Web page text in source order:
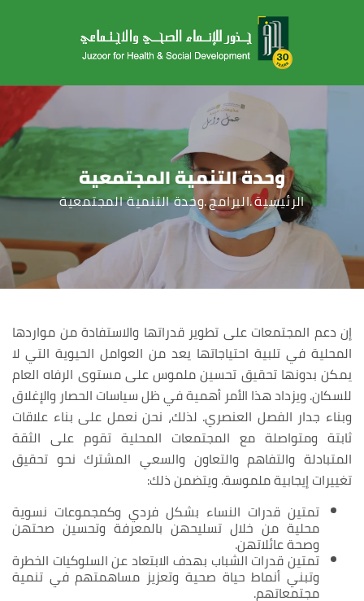
وحدة التنمية المجتمعية
الرئيسية البرامج وحدة التنمية المجتمعية
إن دعم المجتمعات على تطوير قدراتها والاستفادة من مواردها
المحلية في تلبية احتياجاتها يعد من العوامل الحيوية التي لا
يمكن بدونها تحقيق تحسين ملموس على مستوى الرفاه العام
للسكان. ويزداد هذا الأمر أهمية في ظل سياسات الحصار والإغلاق
وبناء جدار الفصل العنصري. لذلك، نحن نعمل على بناء علاقات
ثابتة ومتواصلة مع المجتمعات المحلية تقوم على الثقة
المتبادلة والتفاهم والتعاون والسعي المشترك نحو تحقيق
تغييرات إيجابية ملموسة. ويتضمن ذلك:
تمتين قدرات النساء بشكل فردي وكمجموعات نسوية
محلية من خلال تسليحهن بالمعرفة وتحسين صحتهن
وصحة عائلاتهن.
تمتين قدرات الشباب بهدف الابتعاد عن السلوكيات الخطرة
وتبني أنماط حياة صحية وتعزيز مساهمتهم في تنمية
مجتمعاتهم.